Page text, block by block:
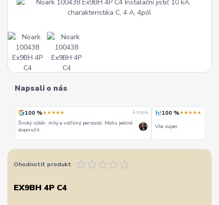
Napsali o nás
100 %★★★★★ 4. srpna
Široký výběr, milý a vstřícný personál. Mohu jedině
doporučit.
100 %★★★★★
Vše super
Ohodnotit produkt
EX9BH 4P C4